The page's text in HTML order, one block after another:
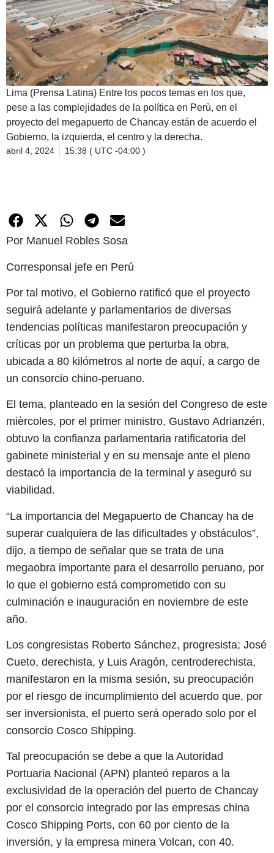
Lima (Prensa Latina) Entre los pocos temas en los que,
pese a las complejidades de la política en Perù, en el
proyecto del megapuerto de Chancay están de acuerdo el
Gobierno, la izquierda, el centro y la derecha.
abril 4, 2024 15:38 ( UTC -04:00 )
Por Manuel Robles Sosa
Corresponsal jefe en Perú
Por tal motivo, el Gobierno ratificó que el proyecto
seguirá adelante y parlamentarios de diversas
tendencias políticas manifestaron preocupación y
críticas por un problema que perturba la obra,
ubicada a 80 kilómetros al norte de aquí, a cargo de
un consorcio chino-peruano.
El tema, planteado en la sesión del Congreso de este
mièrcoles, por el primer ministro, Gustavo Adrianzén,
obtuvo la confianza parlamentaria ratificatoria del
gabinete ministerial y en su mensaje ante el pleno
destacó la importancia de la terminal y aseguró su
viabilidad.
“La importancia del Megapuerto de Chancay ha de
superar cualquiera de las dificultades y obstáculos”,
dijo, a tiempo de señalar que se trata de una
megaobra importante para el desarrollo peruano, por
lo que el gobierno está comprometido con su
culminación e inauguración en noviembre de este
año.
Los congresistas Roberto Sánchez, progresista; José
Cueto, derechista, y Luis Aragón, centroderechista,
manifestaron en la misma sesión, su preocupación
por el riesgo de incumplimiento del acuerdo que, por
ser inversionista, el puerto será operado solo por el
consorcio Cosco Shipping.
Tal preocupación se debe a que la Autoridad
Portuaria Nacional (APN) planteó reparos a la
exclusividad de la operación del puerto de Chancay
por el consorcio integrado por las empresas china
Cosco Shipping Ports, con 60 por ciento de la
inversión, y la empresa minera Volcan, con 40.